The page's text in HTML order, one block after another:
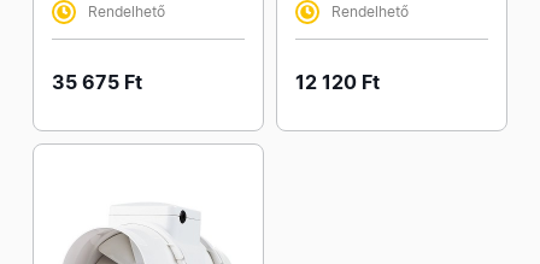
Rendelhető
35 675 Ft
Rendelhető
12 120 Ft